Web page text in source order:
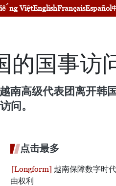
ViệtEnglishFrançaisEspañol
的国事访
南高级代表团离开韩
问。
点击最多
越南保障数字时
由权利